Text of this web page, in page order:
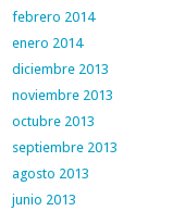
febrero 2014
enero 2014
diciembre 2013
noviembre 2013
octubre 2013
septiembre 2013
agosto 2013
junio 2013